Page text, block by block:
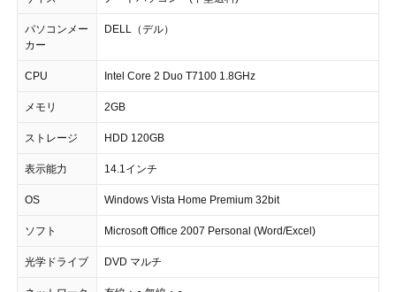
パソコンメー
カー
DELL（デル）
CPU Intel Core 2 Duo T7100 1.8GHz
メモリ 2GB
ストレージ HDD 120GB
表示能力 14.1インチ
OS Windows Vista Home Premium 32bit
ソフト Microsoft Office 2007 Personal (Word/Excel)
光学ドライブ DVD マルチ